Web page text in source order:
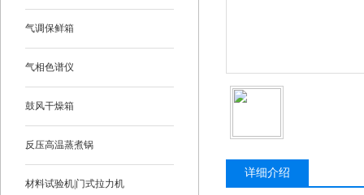
气调保鲜箱
气相色谱仪
鼓风干燥箱
反压高温蒸煮锅
材料试验机|门式拉力机
详细介绍